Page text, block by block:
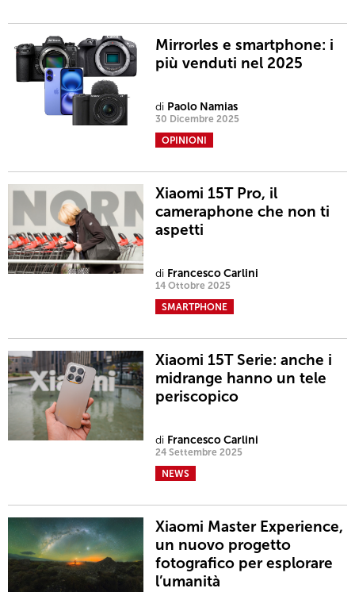
Mirrorles e smartphone: i
più venduti nel 2025
di Paolo Namias
30 Dicembre 2025
OPINIONI
Xiaomi 15T Pro, il
cameraphone che non ti
aspetti
di Francesco Carlini
14 Ottobre 2025
SMARTPHONE
Xiaomi 15T Serie: anche i
midrange hanno un tele
periscopico
di Francesco Carlini
24 Settembre 2025
NEWS
Xiaomi Master Experience,
un nuovo progetto
fotografico per esplorare
l’umanità